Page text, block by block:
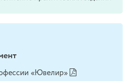
«Ювелир»